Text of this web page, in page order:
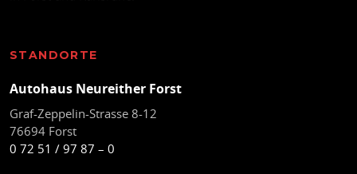
STANDORTE
Autohaus Neureither Forst
Graf-Zeppelin-Strasse 8-12
76694 Forst
0 72 51 / 97 87 – 0